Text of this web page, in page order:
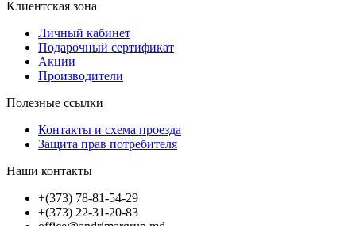
Клиентская зона
Личный кабинет
Подарочный сертификат
Акции
Производители
Полезные ссылки
Контакты и схема проезда
Защита прав потребителя
Наши контакты
+(373) 78-81-54-29
+(373) 22-31-20-83